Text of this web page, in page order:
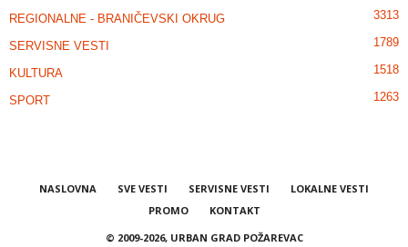
REGIONALNE - BRANIČEVSKI OKRUG 3313
SERVISNE VESTI 1789
KULTURA 1518
SPORT 1263
NASLOVNA SVE VESTI SERVISNE VESTI
LOKALNE VESTI
PROMO
KONTAKT
© 2009-2026, URBAN GRAD POŽAREVAC